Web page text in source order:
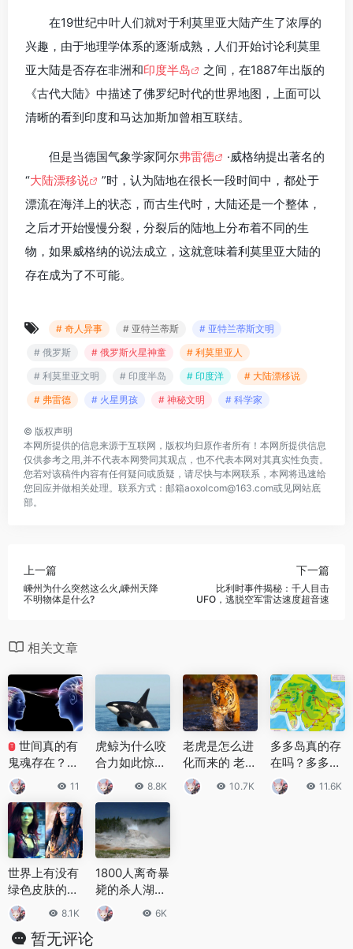
在19世纪中叶人们就对于利莫里亚大陆产生了浓厚的
兴趣，由于地理学体系的逐渐成熟，人们开始讨论利莫里
亚大陆是否存在非洲和印度半岛
之间，在1887年出版的
《古代大陆》中描述了佛罗纪时代的世界地图，上面可以
清晰的看到印度和马达加斯加曾相互联结。
但是当德国气象学家阿尔弗雷德
·威格纳提出著名的
“大陆漂移说
”时，认为陆地在很长一段时间中，都处于
漂流在海洋上的状态，而古生代时，大陆还是一个整体，
之后才开始慢慢分裂，分裂后的陆地上分布着不同的生
物，如果威格纳的说法成立，这就意味着利莫里亚大陆的
存在成为了不可能。
# 奇人异事 # 亚特兰蒂斯
# 亚特兰蒂斯文明
# 俄罗斯
# 俄罗斯火星神童
# 利莫里亚人
# 利莫里亚文明
# 印度半岛 # 印度洋
# 大陆漂移说
# 弗雷德
# 火星男孩 # 神秘文明 # 科学家
© 版权声明
本网所提供的信息来源于互联网，版权均归原作者所有！本网所提供信息
仅供参考之用,并不代表本网赞同其观点，也不代表本网对其真实性负责。
您若对该稿件内容有任何疑问或质疑，请尽快与本网联系，本网将迅速给
您回应并做相关处理。联系方式：邮箱aoxolcom@163.com或见网站底
部。
上一篇
嵊州为什么突然这么火,嵊州天降
不明物体是什么?
下一篇
比利时事件揭秘：千人目击
UFO，逃脱空军雷达速度超音速
相关文章
T
世间真的有
鬼魂存在？十
大经典灵异实
验，解锁超自
然未解真相
11
虎鲸为什么咬
合力如此惊人
虎鲸的咬合力
达到几吨
8.8K
老虎是怎么进
化而来的 老虎
的繁衍生息有
哪些特点
10.7K
多多岛真的存
在吗？多多岛
是什么岛屿？
11.6K
世界上有没有
绿色皮肤的
人？绿色皮肤
的人有哪些生
活习惯？
8.1K
1800人离奇暴
毙的杀人湖怎
么杀人?杀人
湖底的致命元
6K
暂无评论